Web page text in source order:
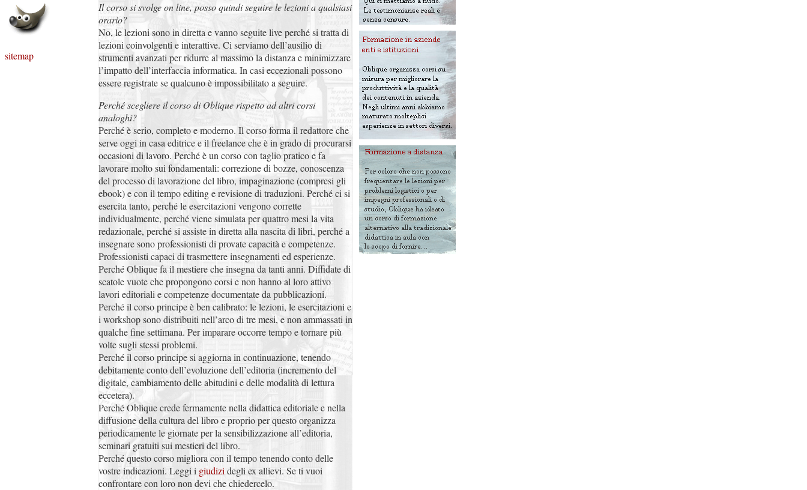
sitemap
Il corso si svolge on line, posso quindi seguire le lezioni a qualsiasi
orario?
No, le lezioni sono in diretta e vanno seguite live perché si tratta di
lezioni coinvolgenti e interattive. Ci serviamo dell’ausilio di
strumenti avanzati per ridurre al massimo la distanza e minimizzare
l’impatto dell’interfaccia informatica. In casi eccezionali possono
essere registrate se qualcuno è impossibilitato a seguire.
Perché scegliere il corso di Oblique rispetto ad altri corsi
analoghi?
Perché è serio, completo e moderno. Il corso forma il redattore che
serve oggi in casa editrice e il freelance che è in grado di procurarsi
occasioni di lavoro. Perché è un corso con taglio pratico e fa
lavorare molto sui fondamentali: correzione di bozze, conoscenza
del processo di lavorazione del libro, impaginazione (compresi gli
ebook) e con il tempo editing e revisione di traduzioni. Perché ci si
esercita tanto, perché le esercitazioni vengono corrette
individualmente, perché viene simulata per quattro mesi la vita
redazionale, perché si assiste in diretta alla nascita di libri, perché a
insegnare sono professionisti di provate capacità e competenze.
Professionisti capaci di trasmettere insegnamenti ed esperienze.
Perché Oblique fa il mestiere che insegna da tanti anni. Diffidate di
scatole vuote che propongono corsi e non hanno al loro attivo
lavori editoriali e competenze documentate da pubblicazioni.
Perché il corso principe è ben calibrato: le lezioni, le esercitazioni e
i workshop sono distribuiti nell’arco di tre mesi, e non ammassati in
qualche fine settimana. Per imparare occorre tempo e tornare più
volte sugli stessi problemi.
Perché il corso principe si aggiorna in continuazione, tenendo
debitamente conto dell’evoluzione dell’editoria (incremento del
digitale, cambiamento delle abitudini e delle modalità di lettura
eccetera).
Perché Oblique crede fermamente nella didattica editoriale e nella
diffusione della cultura del libro e proprio per questo organizza
periodicamente le giornate per la sensibilizzazione all’editoria,
seminari gratuiti sui mestieri del libro.
Perché questo corso migliora con il tempo tenendo conto delle
vostre indicazioni. Leggi i giudizi degli ex allievi. Se ti vuoi
confrontare con loro non devi che chiedercelo.